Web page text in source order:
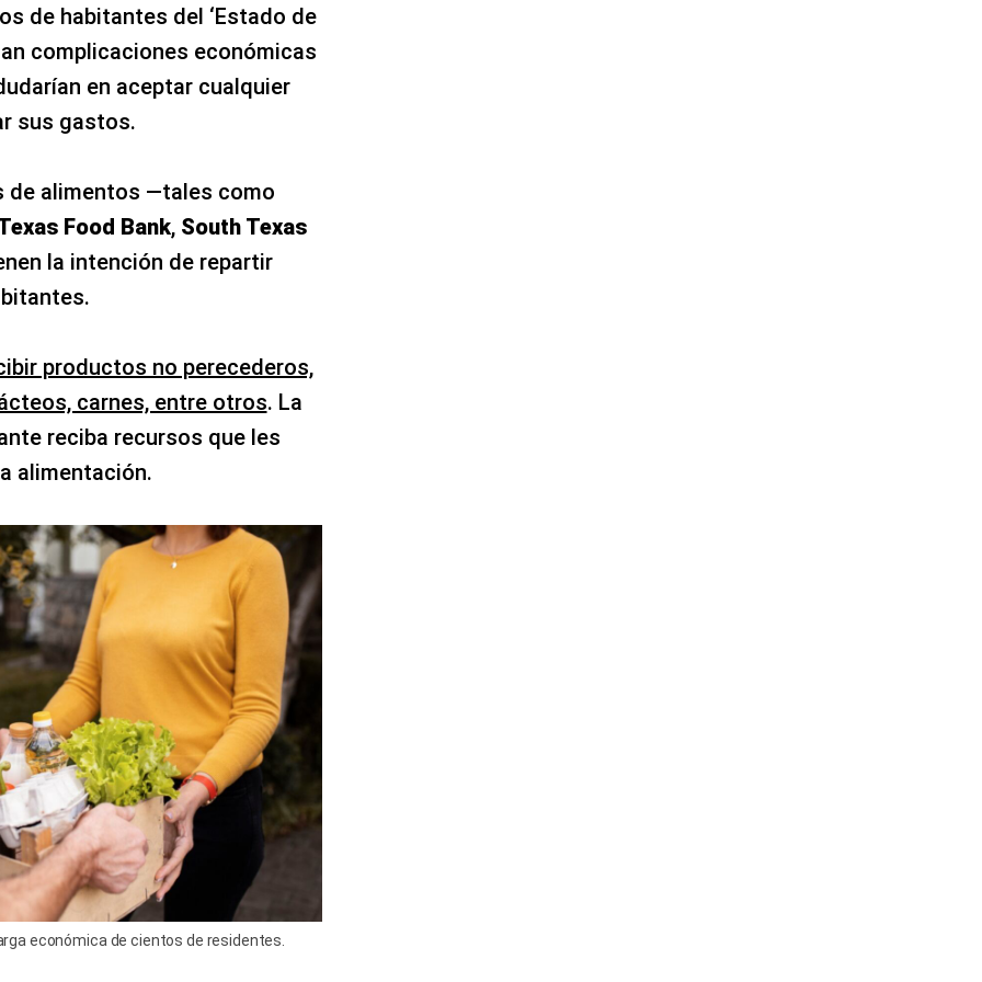
de habitantes del ‘Estado de
complicaciones económicas
en aceptar cualquier
sus gastos.
de alimentos —tales como
Food Bank, South Texas
la intención de repartir
productos no perecederos,
carnes, entre otros. La
reciba recursos que les
alimentación.
económica de cientos de residentes.